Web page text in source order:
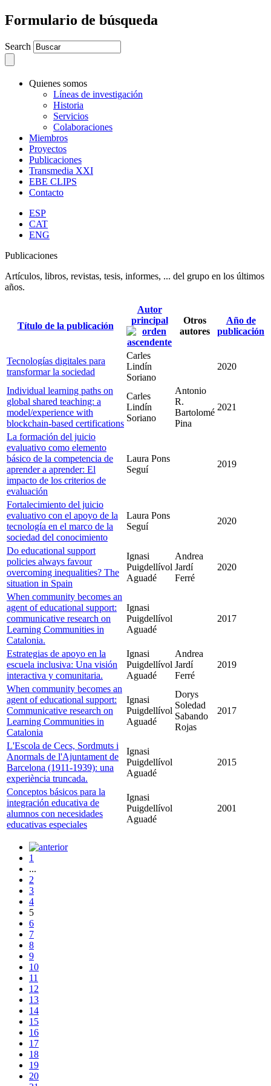
Formulario de búsqueda
Search
Quienes somos
Líneas de investigación
Historia
Servicios
Colaboraciones
Miembros
Proyectos
Publicaciones
Transmedia XXI
EBE CLIPS
Contacto
ESP
CAT
ENG
Publicaciones
Artículos, libros, revistas, tesis, informes, ... del grupo en los últimos
años.
Título de la publicación
Autor
principal
Otros
autores
Año de
publicación
Tecnologías digitales para
transformar la sociedad
Carles
Lindín
Soriano
2020
Individual learning paths on
global shared teaching: a
model/experience with
blockchain-based certifications
Carles
Lindín
Soriano
Antonio
R.
Bartolomé
Pina
2021
La formación del juicio
evaluativo como elemento
básico de la competencia de
aprender a aprender: El
impacto de los criterios de
evaluación
Laura Pons
Seguí
2019
Fortalecimiento del juicio
evaluativo con el apoyo de la
tecnología en el marco de la
sociedad del conocimiento
Laura Pons
Seguí
2020
Do educational support
policies always favour
overcoming inequalities? The
situation in Spain
Ignasi
Puigdellívol
Aguadé
Andrea
Jardí
Ferré
2020
When community becomes an
agent of educational support:
communicative research on
Learning Communities in
Catalonia.
Ignasi
Puigdellívol
Aguadé
2017
Estrategias de apoyo en la
escuela inclusiva: Una visión
interactiva y comunitaria.
Ignasi
Puigdellívol
Aguadé
Andrea
Jardí
Ferré
2019
When community becomes an
agent of educational support:
Communicative research on
Learning Communities in
Catalonia
Ignasi
Puigdellívol
Aguadé
Dorys
Soledad
Sabando
Rojas
2017
L'Escola de Cecs, Sordmuts i
Anormals de l'Ajuntament de
Barcelona (1911-1939): una
experiència truncada.
Ignasi
Puigdellívol
Aguadé
2015
Conceptos básicos para la
integración educativa de
alumnos con necesidades
educativas especiales
Ignasi
Puigdellívol
Aguadé
2001
1
...
2
3
4
5
6
7
8
9
10
11
12
13
14
15
16
17
18
19
20